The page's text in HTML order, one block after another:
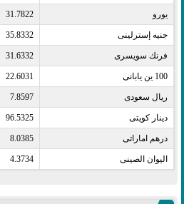
يورو​ 31.7822
جنيه إسترلينى​ 35.8332
فرنك سويسرى​ 31.6332
100 ين يابانى​ 22.6031
ريال سعودى​ 7.8597
دينار كويتى​ 96.5325
درهم اماراتى​ 8.0385
اليوان الصينى​ 4.3734